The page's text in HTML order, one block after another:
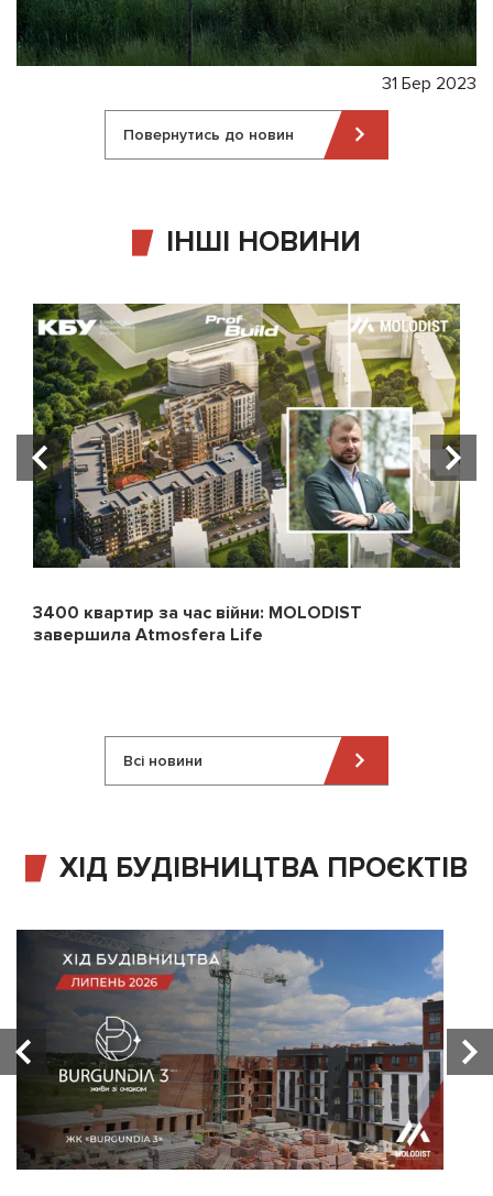
31 Бер 2023
Повернутись до новин
ІНШІ НОВИНИ
3400 квартир за час війни: MOLODIST
завершила Atmosfera Life
Всі новини
ХІД БУДІВНИЦТВА ПРОЄКТІВ